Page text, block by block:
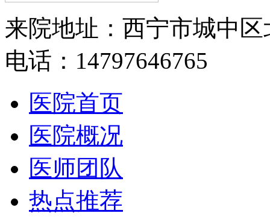
来院地址：西宁市城中区
电话：14797646765
医院首页
医院概况
医师团队
热点推荐